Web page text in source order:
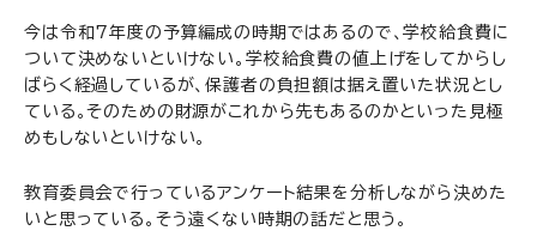
今は令和7年度の予算編成の時期ではあるので、学校給食費に
ついて決めないといけない。学校給食費の値上げをしてからし
ばらく経過しているが、保護者の負担額は据え置いた状況とし
ている。そのための財源がこれから先もあるのかといった見極
めもしないといけない。
教育委員会で行っているアンケート結果を分析しながら決めた
いと思っている。そう遠くない時期の話だと思う。